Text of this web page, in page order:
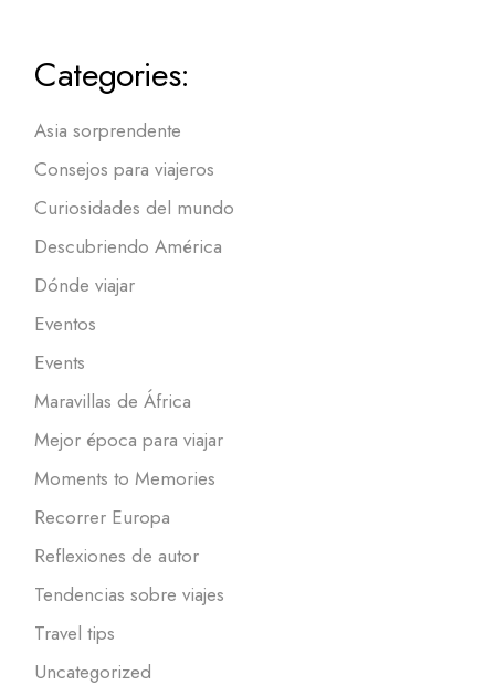
Categories:
Asia sorprendente
Consejos para viajeros
Curiosidades del mundo
Descubriendo América
Dónde viajar
Eventos
Events
Maravillas de África
Mejor época para viajar
Moments to Memories
Recorrer Europa
Reflexiones de autor
Tendencias sobre viajes
Travel tips
Uncategorized